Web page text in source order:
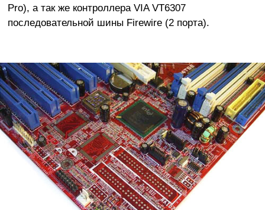
Pro), а так же контроллера VIA VT6307
последовательной шины Firewire (2 порта).